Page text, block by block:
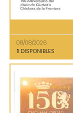
08/08/2026
1 DISPONIBLES